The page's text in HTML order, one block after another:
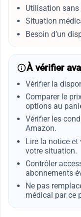
Utilisation
Situation
Besoin d’un
À vérifier
Vérifier la
Comparer le
options au
Vérifier les
Amazon.
Lire la notice et
votre situation.
Contrôler
abonnements
Ne pas
médical par ce